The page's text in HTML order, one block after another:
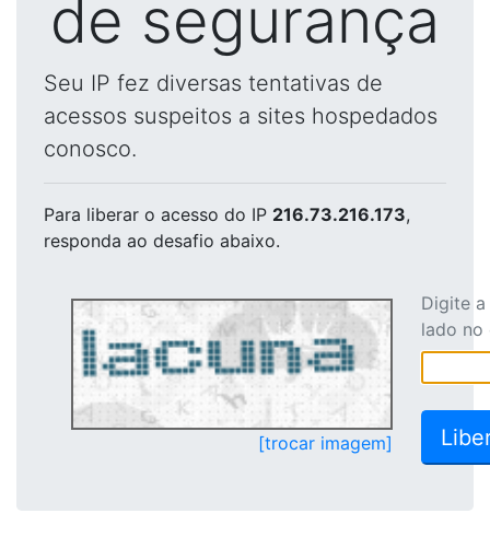
de segurança
Seu IP fez diversas tentativas de
acessos suspeitos a sites hospedados
conosco.
Para liberar o acesso do IP 216.73.216.173,
responda ao desafio abaixo.
[trocar imagem]
Digite
lado no